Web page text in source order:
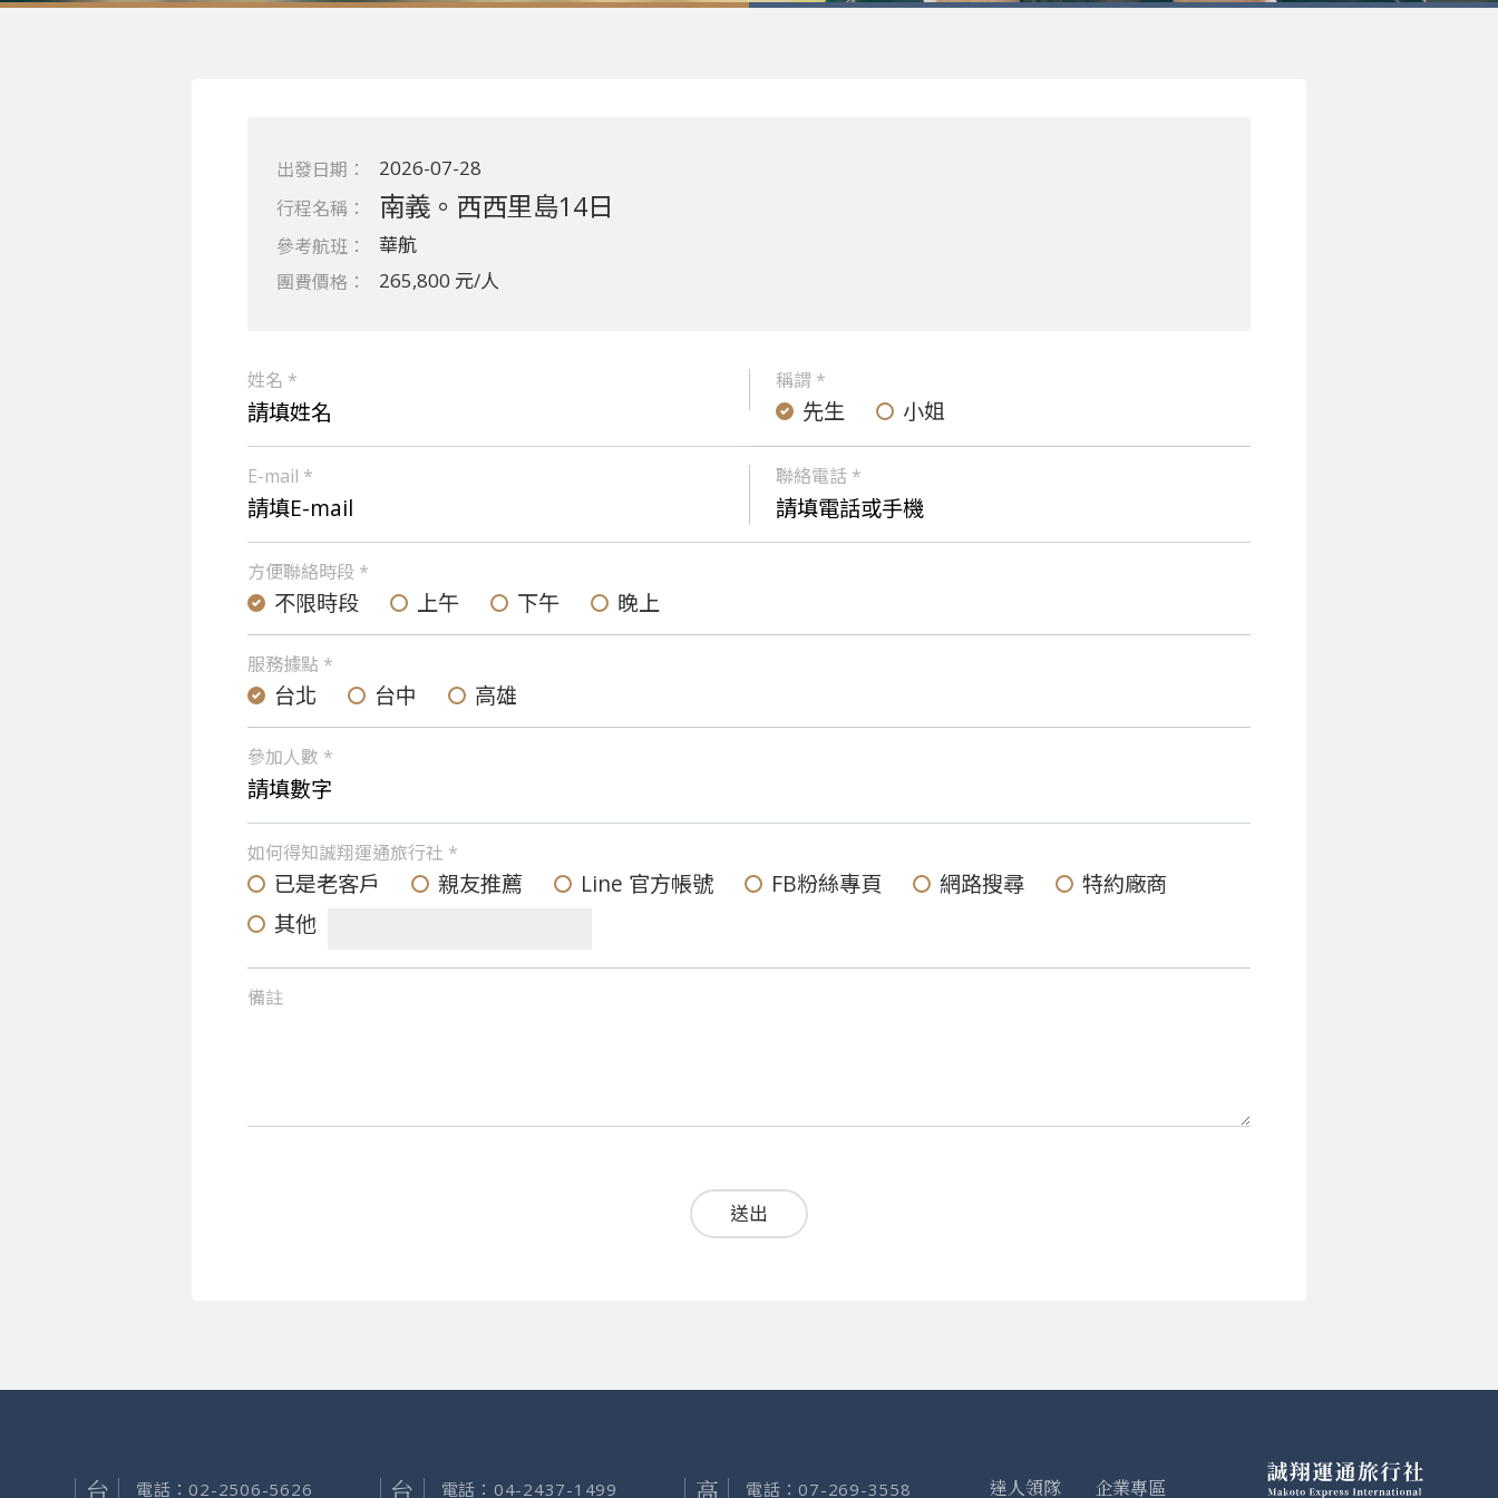
2026-07-28
南義。西西里島14日
華航
265,800 元/人
姓名 * 稱謂 *
先生 小姐
E-mail * 聯絡電話 *
方便聯絡時段 *
不限時段 上午 下午 晚上
服務據點 *
台北 台中 高雄
參加人數 *
如何得知誠翔運通旅行社 *
已是老客戶 親友推薦 Line 官方帳號 FB粉絲專頁 網路搜尋
特約廠商
其他
備註
送出
電話：02-2506-5626 電話： 04-2437-1499 電話：07-269-3558 達人領隊 企業專區